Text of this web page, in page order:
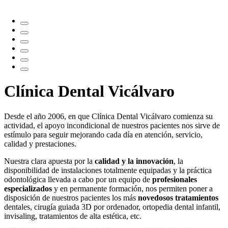
Clínica Dental Vicálvaro
Desde el año 2006, en que Clínica Dental Vicálvaro comienza su
actividad, el apoyo incondicional de nuestros pacientes nos sirve de
estímulo para seguir mejorando cada día en atención, servicio,
calidad y prestaciones.
Nuestra clara apuesta por la calidad y la innovación, la
disponibilidad de instalaciones totalmente equipadas y la práctica
odontológica llevada a cabo por un equipo de profesionales
especializados y en permanente formación, nos permiten poner a
disposición de nuestros pacientes los más novedosos tratamientos
dentales, cirugía guiada 3D por ordenador, ortopedia dental infantil,
invisaling, tratamientos de alta estética, etc.